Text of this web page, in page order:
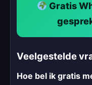
Gratis
Veelgestelde
Hoe bel ik gratis